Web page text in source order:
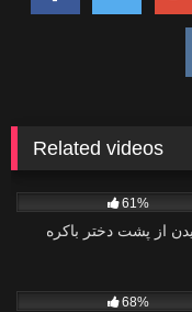
Related videos
61%
از پشت دختر باکره
68%